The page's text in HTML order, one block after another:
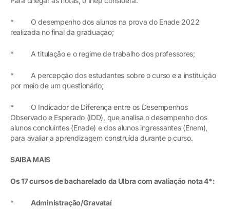
* O desempenho dos alunos na prova do Enade 2022
realizada no final da graduação;
* A titulação e o regime de trabalho dos professores;
* A percepção dos estudantes sobre o curso e a instituição
por meio de um questionário;
* O Indicador de Diferença entre os Desempenhos
Observado e Esperado (IDD), que analisa o desempenho dos
alunos concluintes (Enade) e dos alunos ingressantes (Enem),
para avaliar a aprendizagem construída durante o curso.
SAIBA MAIS
Os 17 cursos de bacharelado da Ulbra com avaliação nota 4*:
* Administração/Gravataí